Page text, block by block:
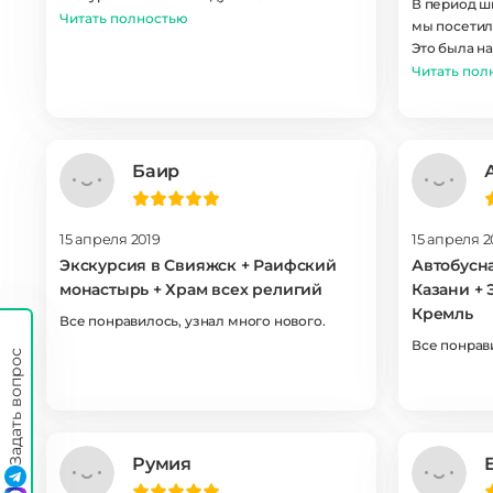
Задать вопрос
указания куда и когда подойти , что для
Читать полностью
В период
мы
Это была
поездки
Шмарина
истории и
и увидели.
Шмариной Алене и
Читать
Баир
15 апреля 2019
Экскурсия в Свияжск + Раифский
монастырь + Храм всех религий
Все понравилось, узнал много нового.
15 апреля
Казани +
Кремль
Все
Румия